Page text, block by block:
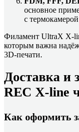
основное
с термокамерой
Филамент UltraX X-
которым важна
3D-печати.
Доставка и
REC X-line
Как оформить